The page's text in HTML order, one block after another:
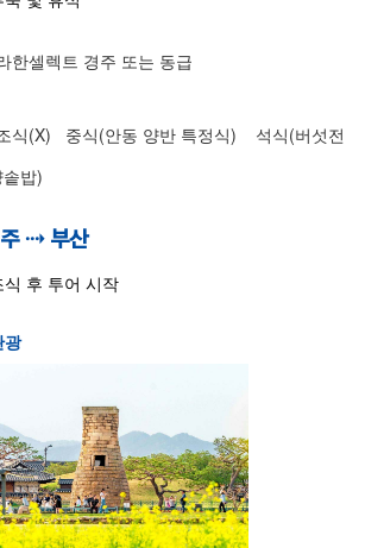
한셀렉트 경주 또는 동급
식(X) 중식(안동 양반 특정식) 석식(버섯전
솥밥)
⇢ 부산
후 투어 시작
광